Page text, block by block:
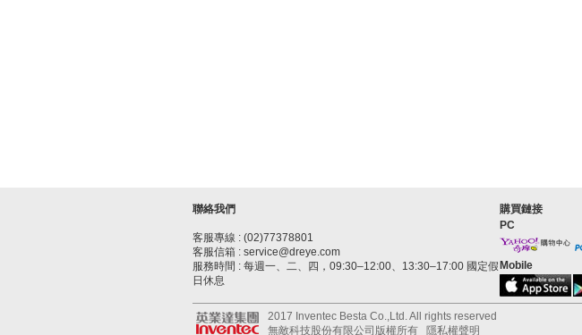
聯絡我們
客服專線 : (02)77378801
客服信箱 : service@dreye.com
服務時間 : 每週一、二、四，09:30–12:00、13:30–17:00 國定假
日休息
購買鏈接
PC
Mobile
2017 Inventec Besta Co.,Ltd. All rights reserved
無敵科技股份有限公司版權所有
隱私權聲明